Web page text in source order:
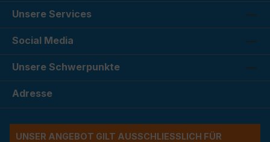
Unsere Services
Social Media
Unsere Schwerpunkte
Adresse
UNSER ANGEBOT GILT AUSSCHLIESSLICH FÜR G